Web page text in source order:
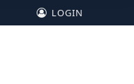
LOGIN